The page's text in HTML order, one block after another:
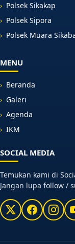
Polsek Sikakap
Polsek Sipora
Polsek Muara
MENU
Beranda
Galeri
Agenda
IKM
SOCIAL MEDIA
Temukan kami di
Jangan lupa follow /